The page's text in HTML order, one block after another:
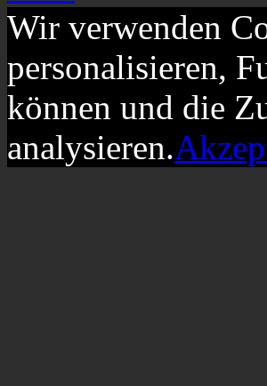
Wir verwenden
personalisieren,
können und die
analysieren.